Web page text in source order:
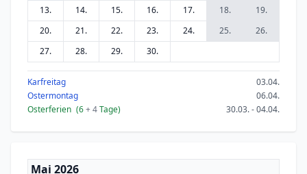
13.
14. 15. 16. 17. 18.
19.
20.
21. 22. 23. 24. 25.
26.
27.
28. 29. 30.
Karfreitag
03.04.
Ostermontag
06.04.
Osterferien (6+ 4Tage) 30.03. - 04.04.
Mai 2026